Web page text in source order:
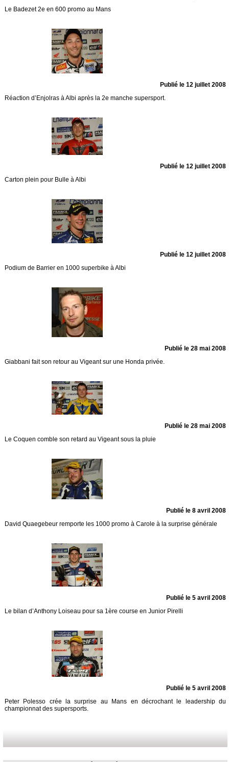
Le Badezet 2e en 600 promo au Mans
Publié le 12 juillet 2008
Réaction d’Enjolras à Albi après la 2e manche supersport.
Publié le 12 juillet 2008
Carton plein pour Bulle à Albi
Publié le 12 juillet 2008
Podium de Barrier en 1000 superbike à Albi
Publié le 28 mai 2008
Giabbani fait son retour au Vigeant sur une Honda privée.
Publié le 28 mai 2008
Le Coquen comble son retard au Vigeant sous la pluie
Publié le 8 avril 2008
David Quaegebeur remporte les 1000 promo à Carole à la surprise générale
Publié le 5 avril 2008
Le bilan d’Anthony Loiseau pour sa 1ère course en Junior Pirelli
Publié le 5 avril 2008
Peter Polesso crée la surprise au Mans en décrochant le leadership du
championnat des supersports.